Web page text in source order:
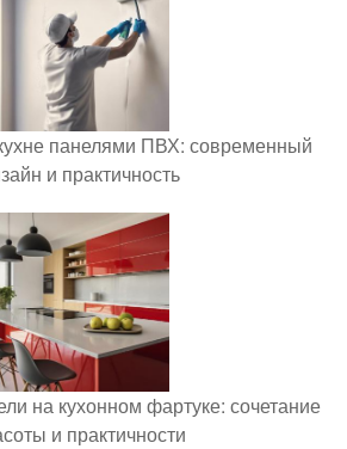
панелями ПВХ: современный
и практичность
на кухонном фартуке: сочетание
и практичности